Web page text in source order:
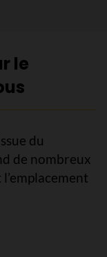
le
du
de nombreux
pour le